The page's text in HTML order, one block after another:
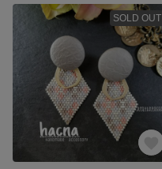
SOLD OUT